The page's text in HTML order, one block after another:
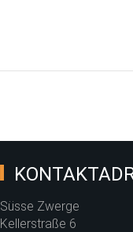
Süsse Zwerge
Kellerstraße 6